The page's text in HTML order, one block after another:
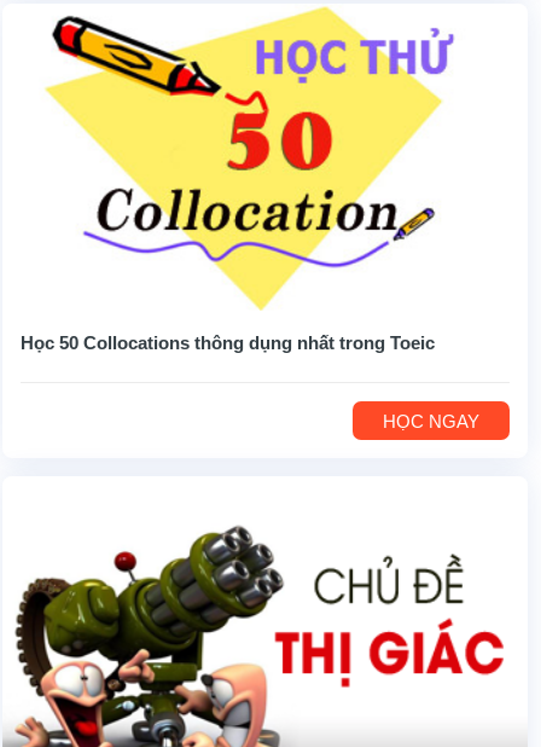
Học 50 Collocations thông dụng nhất trong Toeic
HỌC NGAY